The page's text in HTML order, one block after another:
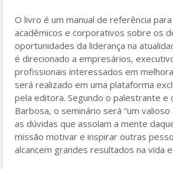
O livro é um manual de referência
acadêmicos e corporativos sobre os
oportunidades da liderança na
é direcionado a empresários,
profissionais interessados em
será realizado em uma plataforma
pela editora. Segundo o palestrante e
Barbosa, o seminário será “um
as dúvidas que assolam a mente
missão motivar e inspirar outras
alcancem grandes resultados na vida